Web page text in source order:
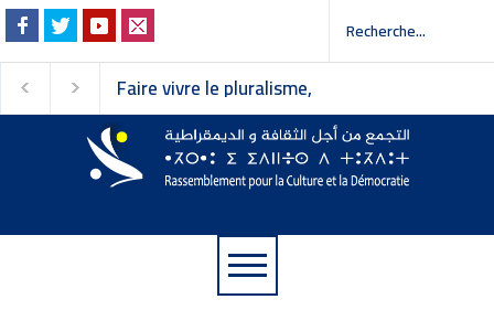
Faire vivre le pluralisme,
défendre les libertés-
Communiqué du RCD
session du Conseil
national du
Rassemblement
Culture et la